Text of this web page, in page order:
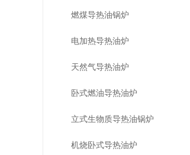
燃煤导热油锅炉
电加热导热油炉
天然气导热油炉
卧式燃油导热油炉
立式生物质导热油锅炉
机烧卧式导热油炉